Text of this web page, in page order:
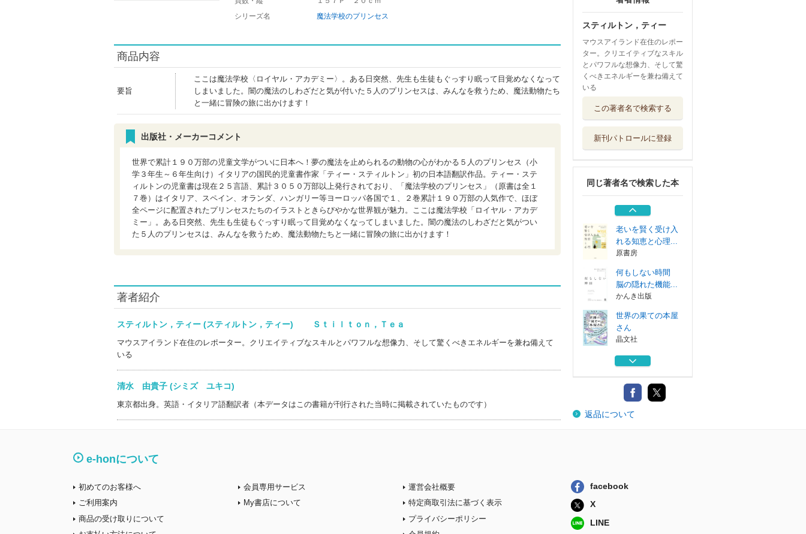
シリーズ名
魔法学校のプリンセス
商品内容
要旨
ここは魔法学校〈ロイヤル・アカデミー〉。ある日突然、先生も生徒もぐっすり眠って目覚めなくなって
しまいました。闇の魔法のしわざだと気が付いた５人のプリンセスは、みんなを救うため、魔法動物たち
と一緒に冒険の旅に出かけます！
出版社・メーカーコメント
世界で累計１９０万部の児童文学がついに日本へ！夢の魔法を止められるの動物の心がわかる５人のプリンセス（小
学３年生～６年生向け）イタリアの国民的児童書作家「ティー・スティルトン」初の日本語翻訳作品。ティー・ステ
ィルトンの児童書は現在２５言語、累計３０５０万部以上発行されており、「魔法学校のプリンセス」（原書は全１
７巻）はイタリア、スペイン、オランダ、ハンガリー等ヨーロッパ各国で１、２巻累計１９０万部の人気作で、ほぼ
全ページに配置されたプリンセスたちのイラストときらびやかな世界観が魅力。ここは魔法学校「ロイヤル・アカデ
ミー」。ある日突然、先生も生徒もぐっすり眠って目覚めなくなってしまいました。闇の魔法のしわざだと気がつい
た５人のプリンセスは、みんなを救うため、魔法動物たちと一緒に冒険の旅に出かけます！
著者紹介
スティルトン，ティー (スティルトン，ティー) Ｓｔｉｌｔｏｎ，Ｔｅａ
マウスアイランド在住のレポーター。クリエイティブなスキルとパワフルな想像力、そして驚くべきエネルギーを兼ね備えて
いる
清水 由貴子 (シミズ ユキコ)
東京都出身。英語・イタリア語翻訳者（本データはこの書籍が刊行された当時に掲載されていたものです）
スティルトン，ティー
マウスアイランド在住のレポー
ター。クリエイティブなスキル
とパワフルな想像力、そして驚
くべきエネルギーを兼ね備えて
いる
この著者名で検索する
新刊パトロールに登録
同じ著者名で検索した本
さん
めぐり逢う恋はす
ハーパーコリン...
ネコの言葉を科学
する
草思社
老いを賢く受け入
れる知恵と心理...
原書房
何もしない時間
脳の隠れた機能...
かんき出版
世界の果ての本屋
さん
晶文社
めぐり逢う恋はす
ハーパーコリン...
ネコの言葉を科学
する
何もしない時間
返品について
e-honについて
初めてのお客様へ
ご利用案内
商品の受け取りについて
会員専用サービス
My書店について
運営会社概要
特定商取引法に基づく表示
プライバシーポリシー
facebook
X
LINE